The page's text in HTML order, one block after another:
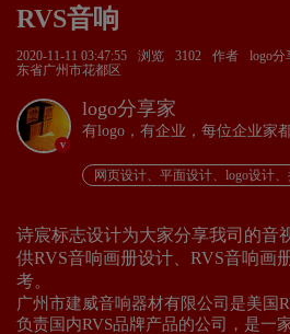
RVS音响
2020-11-11 03:47:55 浏览 3102 作者 logo分
东省广州市花都区
v
logo分享家
有logo，有企业，每位企业家
网页设计、平面设计、logo设计
诗宸标志设计为大家分享我司的音
供RVS音响画册设计、RVS音响画
考。
广州市建威音响器材有限公司是美国
负责国内RVS品牌产品的公司，是一